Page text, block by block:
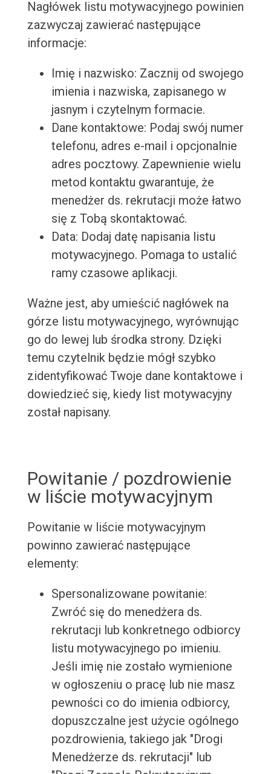
Nagłówek listu motywacyjnego powinien
zazwyczaj zawierać następujące
informacje:
Imię i nazwisko: Zacznij od swojego
imienia i nazwiska, zapisanego w
jasnym i czytelnym formacie.
Dane kontaktowe: Podaj swój numer
telefonu, adres e-mail i opcjonalnie
adres pocztowy. Zapewnienie wielu
metod kontaktu gwarantuje, że
menedżer ds. rekrutacji może łatwo
się z Tobą skontaktować.
Data: Dodaj datę napisania listu
motywacyjnego. Pomaga to ustalić
ramy czasowe aplikacji.
Ważne jest, aby umieścić nagłówek na
górze listu motywacyjnego, wyrównując
go do lewej lub środka strony. Dzięki
temu czytelnik będzie mógł szybko
zidentyfikować Twoje dane kontaktowe i
dowiedzieć się, kiedy list motywacyjny
został napisany.
Powitanie / pozdrowienie
w liście motywacyjnym
Powitanie w liście motywacyjnym
powinno zawierać następujące
elementy:
Spersonalizowane powitanie:
Zwróć się do menedżera ds.
rekrutacji lub konkretnego odbiorcy
listu motywacyjnego po imieniu.
Jeśli imię nie zostało wymienione
w ogłoszeniu o pracę lub nie masz
pewności co do imienia odbiorcy,
dopuszczalne jest użycie ogólnego
pozdrowienia, takiego jak "Drogi
Menedżerze ds. rekrutacji" lub